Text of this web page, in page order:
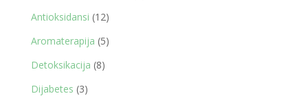
Antioksidansi 1212
proizvoda
Aromaterapija 55
Detoksikacija 88
Dijabetes 33